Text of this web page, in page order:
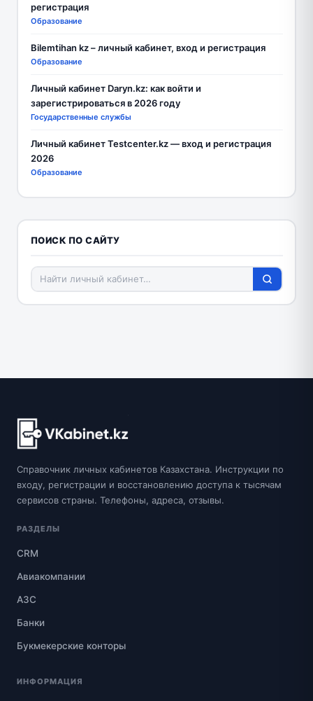
регистрация
Образование
Bilemtihan kz – личный кабинет, вход и регистрация
Образование
Личный кабинет Daryn.kz: как войти и
зарегистрироваться в 2026 году
Государственные службы
Личный кабинет Testcenter.kz — вход и регистрация
2026
Образование
ПОИСК ПО САЙТУ
Справочник личных кабинетов Казахстана. Инструкции по
входу, регистрации и восстановлению доступа к тысячам
сервисов страны. Телефоны, адреса, отзывы.
РАЗДЕЛЫ
CRM
Авиакомпании
АЗС
Банки
Букмекерские конторы
ИНФОРМАЦИЯ